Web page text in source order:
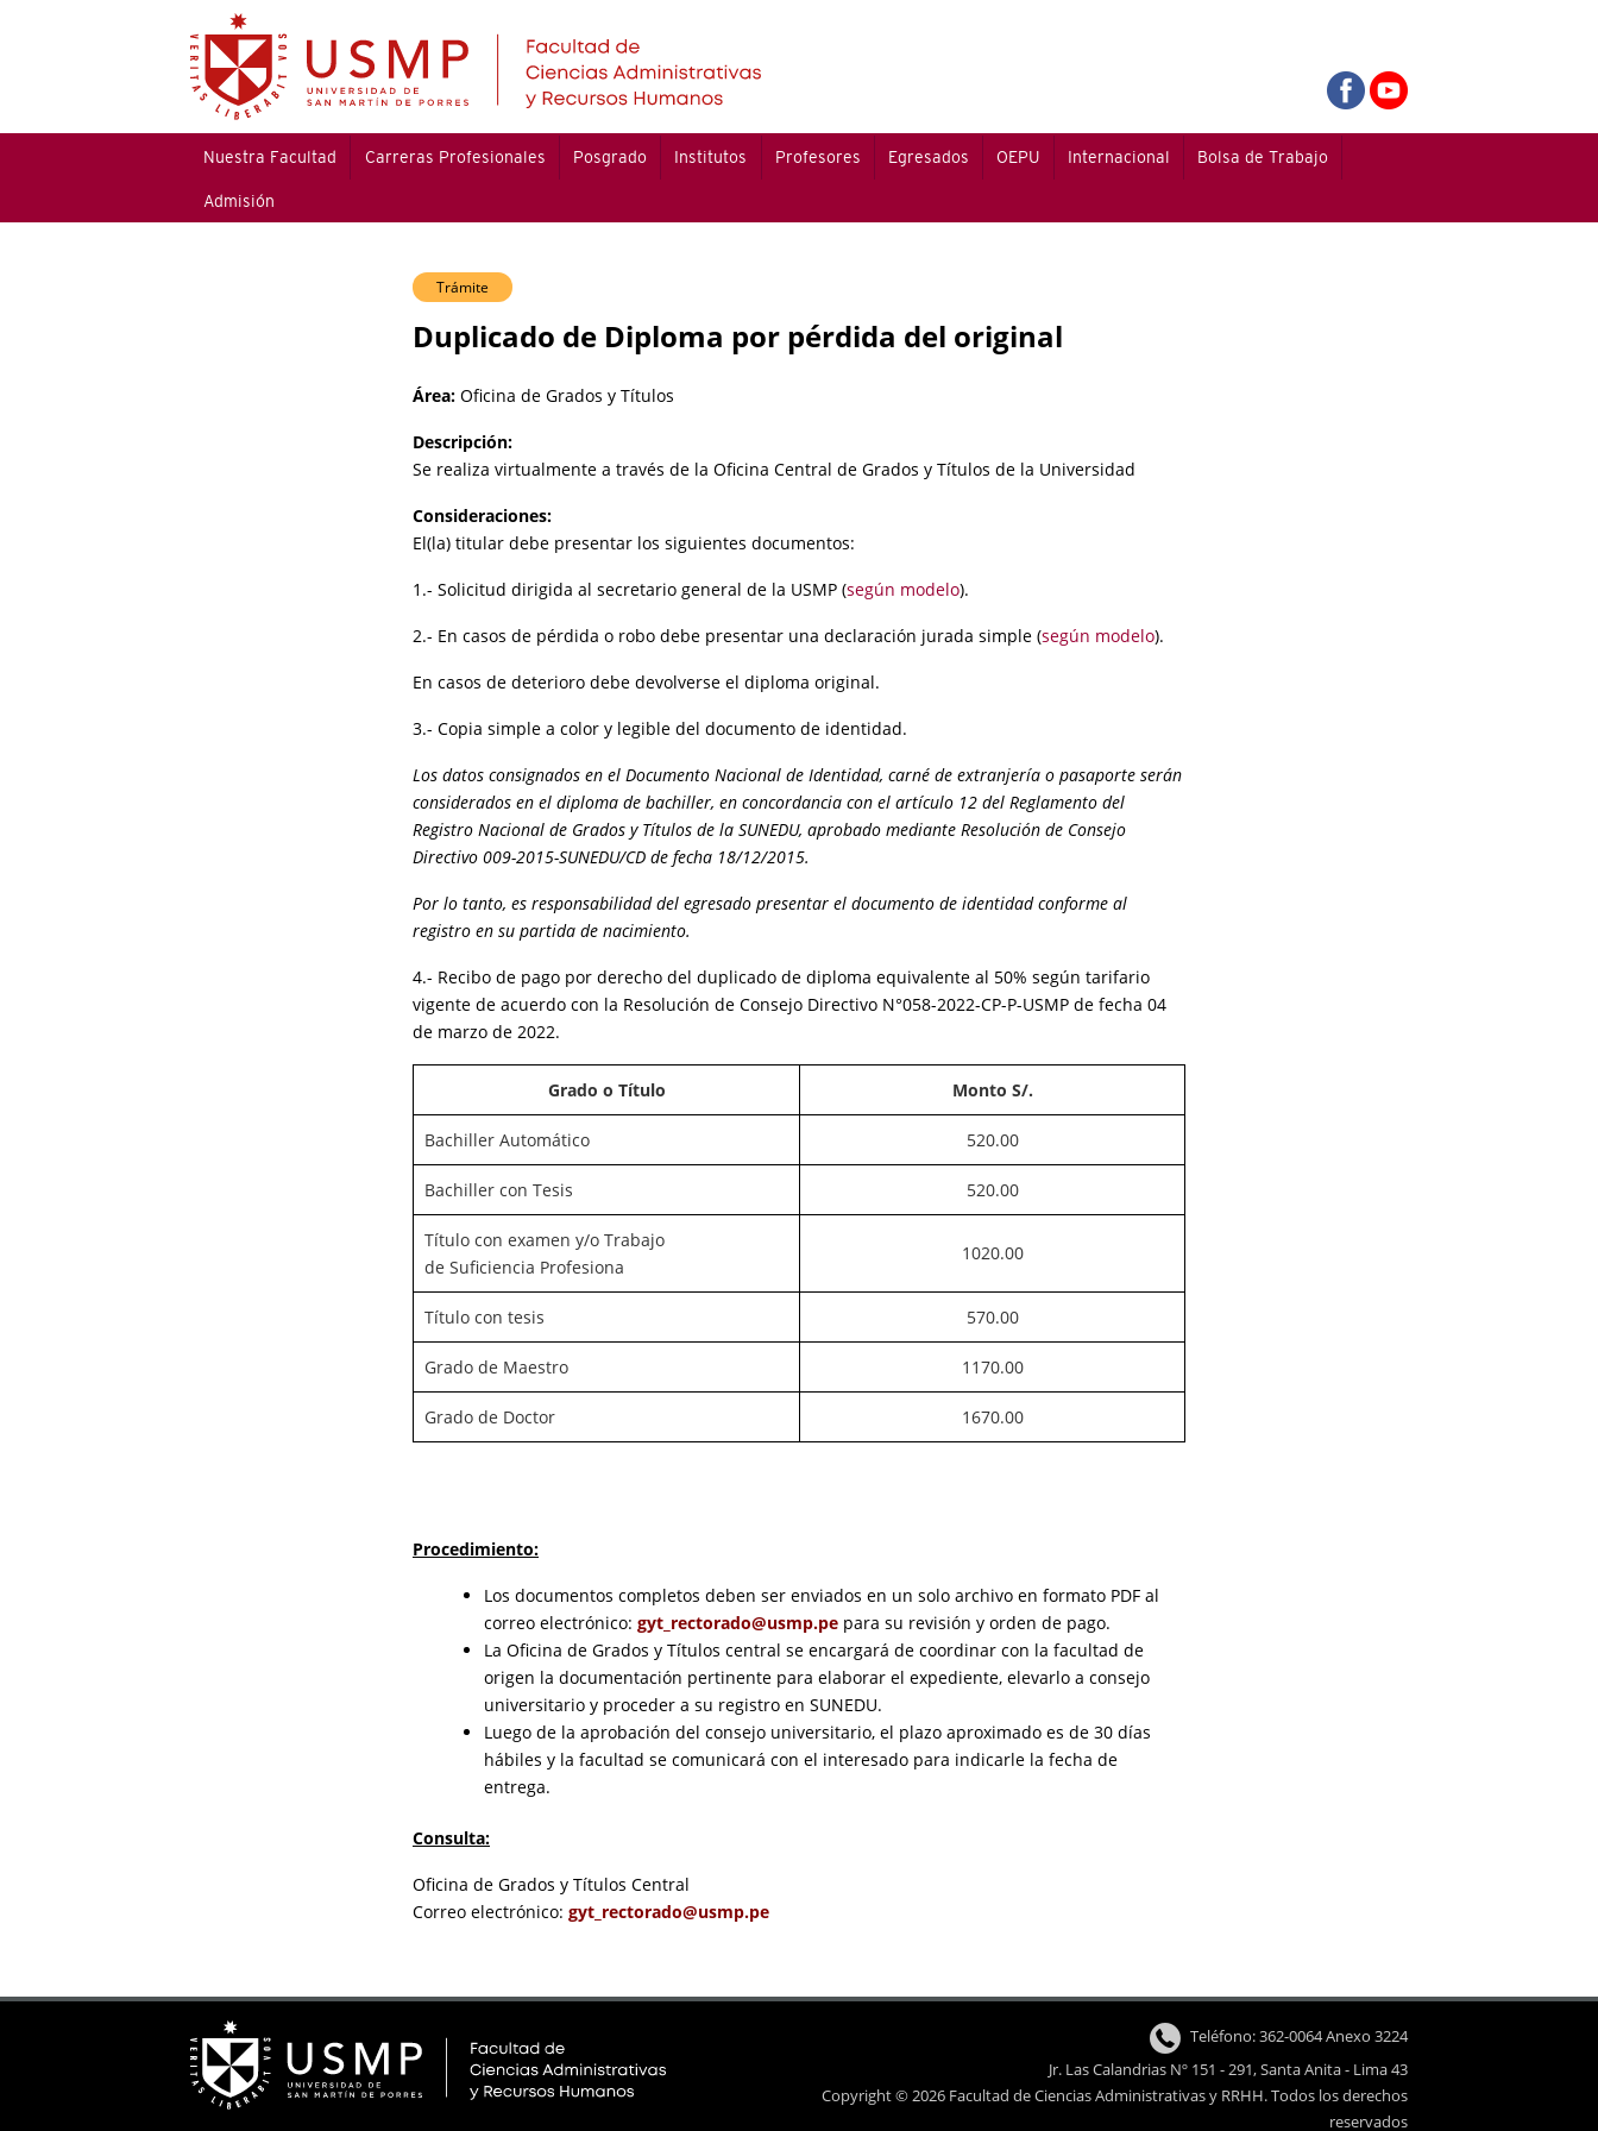
Nuestra Facultad Carreras Profesionales Posgrado Institutos Profesores Egresados OEPU Internacional Bolsa de Trabajo
Admisión
Trámite
Duplicado de Diploma por pérdida del original
Área: Oficina de Grados y Títulos
Descripción:
Se realiza virtualmente a través de la Oficina Central de Grados y Títulos de la Universidad
Consideraciones:
El(la) titular debe presentar los siguientes documentos:
1.- Solicitud dirigida al secretario general de la USMP (según modelo).
2.- En casos de pérdida o robo debe presentar una declaración jurada simple (según modelo).
En casos de deterioro debe devolverse el diploma original.
3.- Copia simple a color y legible del documento de identidad.
Los datos consignados en el Documento Nacional de Identidad, carné de extranjería o pasaporte serán
considerados en el diploma de bachiller, en concordancia con el artículo 12 del Reglamento del
Registro Nacional de Grados y Títulos de la SUNEDU, aprobado mediante Resolución de Consejo
Directivo 009-2015-SUNEDU/CD de fecha 18/12/2015.
Por lo tanto, es responsabilidad del egresado presentar el documento de identidad conforme al
registro en su partida de nacimiento.
4.- Recibo de pago por derecho del duplicado de diploma equivalente al 50% según tarifario
vigente de acuerdo con la Resolución de Consejo Directivo N°058-2022-CP-P-USMP de fecha 04
de marzo de 2022.
Grado o Título Monto S/.
Bachiller Automático 520.00
Bachiller con Tesis 520.00
Título con examen y/o Trabajo
de Suficiencia Profesiona
1020.00
Título con tesis 570.00
Grado de Maestro 1170.00
Grado de Doctor 1670.00
Procedimiento:
Los documentos completos deben ser enviados en un solo archivo en formato PDF al
correo electrónico: gyt_rectorado@usmp.pe para su revisión y orden de pago.
La Oficina de Grados y Títulos central se encargará de coordinar con la facultad de
origen la documentación pertinente para elaborar el expediente, elevarlo a consejo
universitario y proceder a su registro en SUNEDU.
Luego de la aprobación del consejo universitario, el plazo aproximado es de 30 días
hábiles y la facultad se comunicará con el interesado para indicarle la fecha de
entrega.
Consulta:
Oficina de Grados y Títulos Central
Correo electrónico: gyt_rectorado@usmp.pe
Teléfono: 362-0064 Anexo 3224
Jr. Las Calandrias Nº 151 - 291, Santa Anita - Lima 43
Copyright © 2026 Facultad de Ciencias Administrativas y RRHH. Todos los derechos
reservados